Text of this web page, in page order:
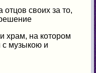
отцов своих за то,
храм, на котором
с музыкою и